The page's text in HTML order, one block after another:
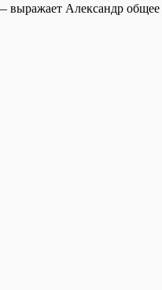
выражает Александр